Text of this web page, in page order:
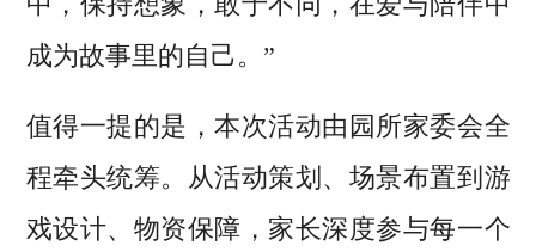
成为故事里的自己。”
值得一提的是，本次活动由园所家委会全
程牵头统筹。从活动策划、场景布置到游
戏设计、物资保障，家长深度参与每一个